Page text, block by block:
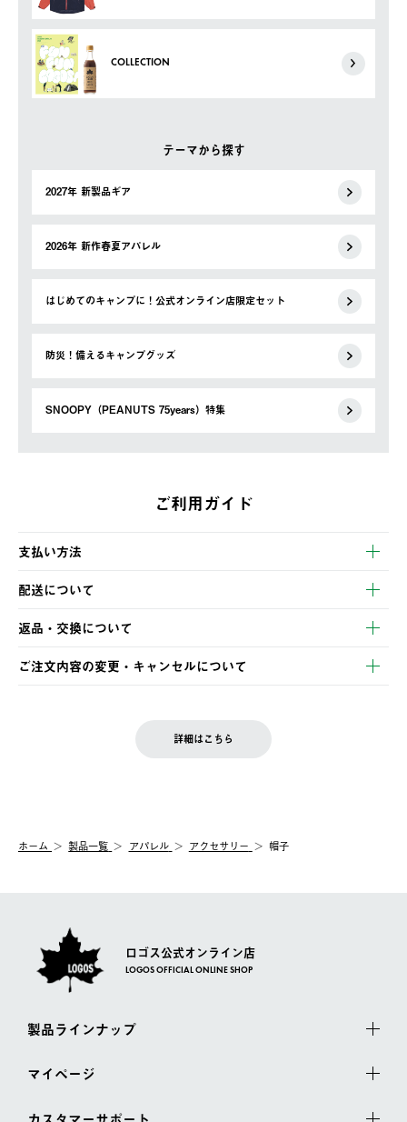
COLLECTION
テーマから探す
2027年 新製品ギア
2026年 新作春夏アパレル
はじめてのキャンプに！公式オンライン店限定セット
防災！備えるキャンプグッズ
SNOOPY（PEANUTS 75years）特集
ご利用ガイド
支払い方法
以下のいずれかの方法でお支払いいただけます。
・クレジットカード決済
・コンビニ決済
・Pay-easy決済
配送について
【発送スケジュール】
ご注文・ご入金完了より2営業日以内に商品を発送いたします。
土日祝の発送はございませんので、木曜日以降のご注文は週明け
の発送となる場合がございます。
【配送業者】
佐川急便にて配送されます。
返品・交換について
※お客様都合の場合
お客様都合の返品にかかる送料は、お客様ご負担とさせていただ
む）は受け付けておりません。
一度お手元の商品を返品いただき、ご希望商品を再注文してくだ
ご注文内容の変更・キャンセルについて
LOGOS FAMILY会員の方は、会員マイページ内 購入履歴画面に
詳細はこちら
ホーム 製品一覧 アパレル アクセサリー 帽子
ロゴス公式オンライン店
LOGOS OFFICIAL ONLINE SHOP
製品ラインナップ
マイページ